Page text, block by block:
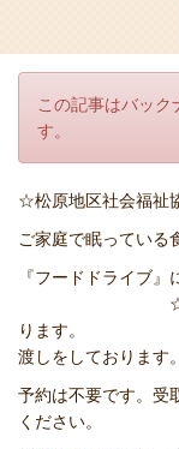
この記事はバック
す。
☆松原地区社会福祉
ご家庭で眠っている
『フードド
☆12月22日は
ります。
渡しをしております。
予約は不要です。受
ください。